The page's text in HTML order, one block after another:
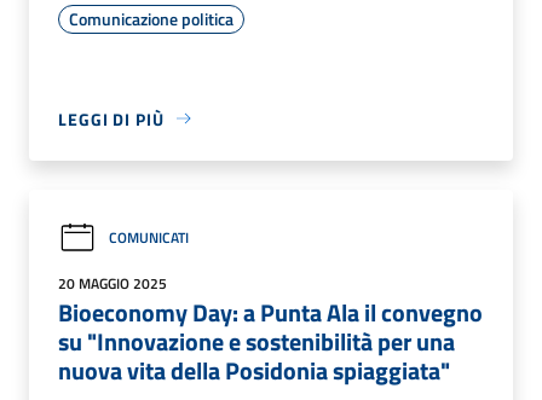
Comunicazione politica
LEGGI DI PIÙ
COMUNICATI
20 MAGGIO 2025
Bioeconomy Day: a Punta Ala il convegno
su "Innovazione e sostenibilità per una
nuova vita della Posidonia spiaggiata"